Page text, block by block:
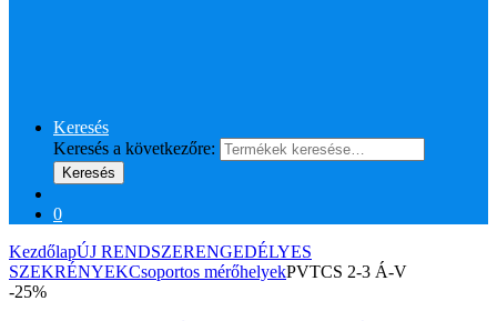
Keresés
Keresés a következőre:
Keresés
0
KezdőlapÚJ RENDSZERENGEDÉLYES
SZEKRÉNYEKCsoportos mérőhelyekPVTCS 2-3 Á-V
-25%